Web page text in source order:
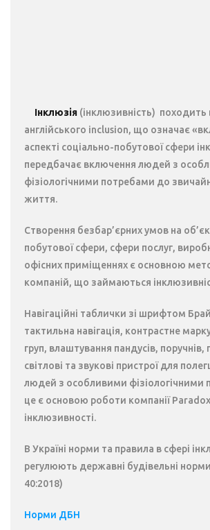
Інклюзія (інклюзивність) походить
англійського inclusion, що означає
аспекті соціально-побутової сфери
передбачає включення людей з
фізіологічними потребами до
життя.
Створення безбар’єрних умов на
побутової сфери, сфери послуг,
офісних приміщеннях є основною
компаній, що займаються
Навігаційні таблички зі шрифтом
тактильна навігація, контрастне
груп, влаштування пандусів, поручнів,
світлові та звукові пристрої для
людей з особливими фізіологічними
це є основою роботи компанії
інклюзивності.
В Україні норми та правила в сфері
регулюють державні будівельні
40:2018)
Норми ДБН